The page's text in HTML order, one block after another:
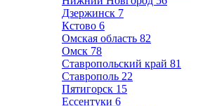
Дзержинск 7
Кстово 6
Омская область 82
Омск 78
Ставропольский край 81
Ставрополь 22
Пятигорск 15
Ессентуки 6